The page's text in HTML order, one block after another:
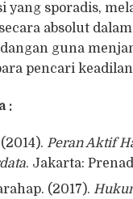
yang sporadis,
absolut
guna
pencari
:
Peran Aktif
. Jakarta:
(2017).